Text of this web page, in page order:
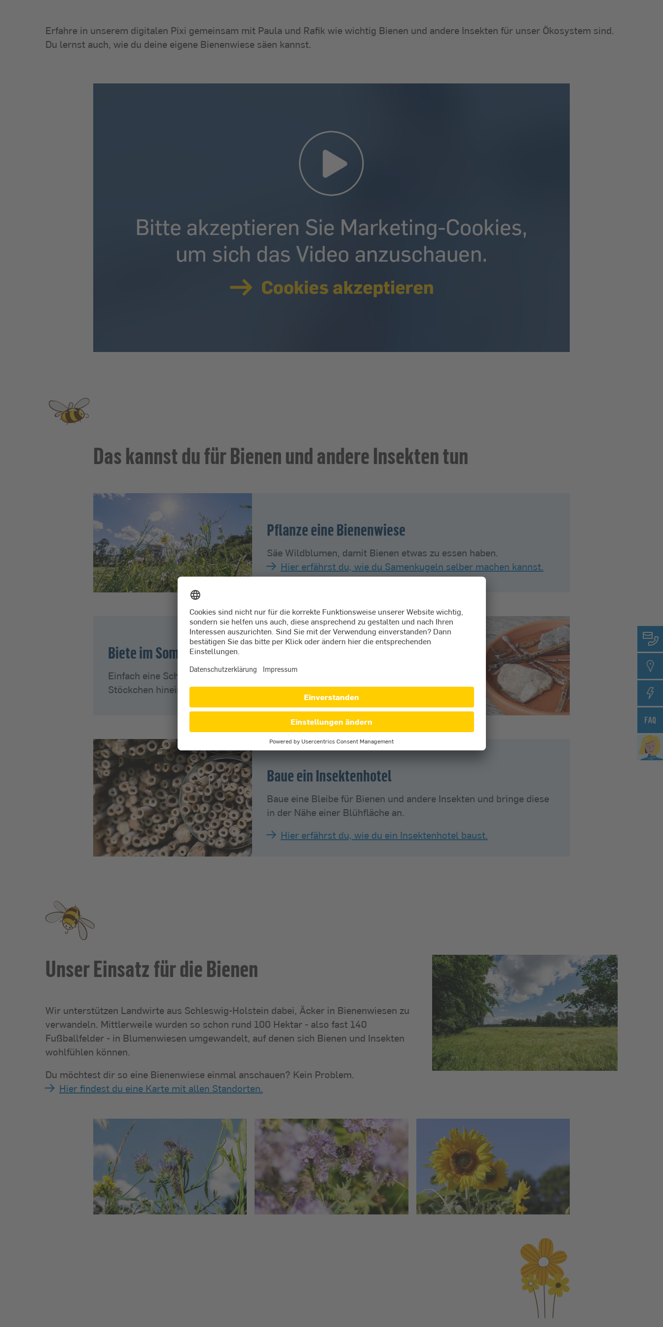
Erfahre in unserem digitalen Pixi gemeinsam mit Paula und Rafik wie wichtig Bienen und andere Insekten für unser Ökosystem sind.
Du lernst auch, wie du deine eigene Bienenwiese säen kannst.
Das kannst du für Bienen und andere Insekten tun
Pflanze eine Bienenwiese
Säe Wildblumen, damit Bienen etwas zu essen haben.
Hier erfährst du, wie du Samenkugeln selber machen kannst.
Biete im Sommer eine Trinkhilfe
Einfach eine Schale mit Trinkwasser befüllen und Steine und
Stöckchen hineinlegen, damit Bienen darauf landen können.
Baue ein Insektenhotel
Baue eine Bleibe für Bienen und andere Insekten und bringe diese
in der Nähe einer Blühfläche an.
Hier erfährst du, wie du ein Insektenhotel baust.
Unser Einsatz für die Bienen
Wir unterstützen Landwirte aus Schleswig-Holstein dabei, Äcker in Bienenwiesen zu
verwandeln. Mittlerweile wurden so schon rund 100 Hektar - also fast 140
Fußballfelder - in Blumenwiesen umgewandelt, auf denen sich Bienen und Insekten
wohlfühlen können.
Du möchtest dir so eine Bienenwiese einmal anschauen? Kein Problem.
Hier findest du eine Karte mit allen Standorten.